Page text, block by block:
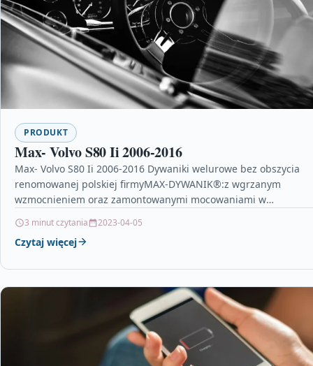
PRODUKT
Max- Volvo S80 Ii 2006-2016
Max- Volvo S80 Ii 2006-2016 Dywaniki welurowe bez obszycia
renomowanej polskiej firmyMAX-DYWANIK®:z wgrzanym
wzmocnieniem oraz zamontowanymi mocowaniami w
3 minut czytania 2023-04-05
Czytaj więcej